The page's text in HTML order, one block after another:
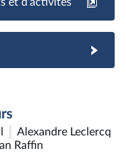
Alexandre Leclercq
Raffin